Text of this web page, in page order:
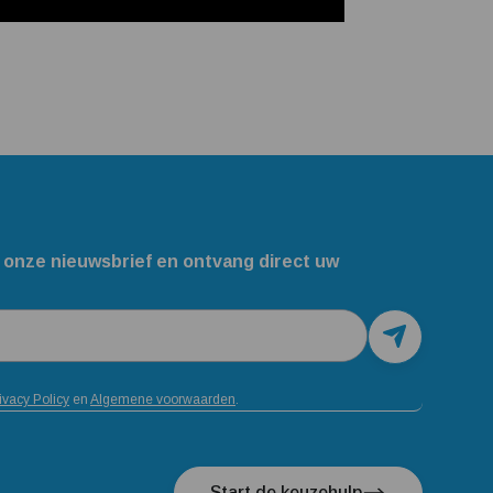
onze nieuwsbrief en ontvang direct uw
Policy en Algemene voorwaarden.